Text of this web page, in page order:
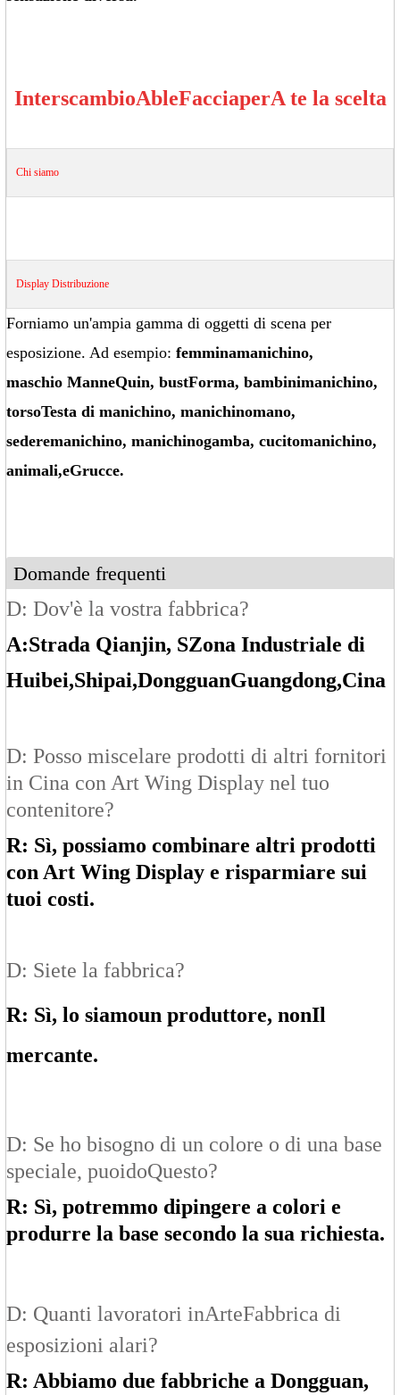
InterscambioAbleFacciaperA te la scelta
Chi siamo
Display Distribuzione
Forniamo un'ampia gamma di oggetti di scena per
esposizione. Ad esempio: femminamanichino,
maschio ManneQuin, bustForma, bambinimanichino,
torsoTesta di manichino, manichinomano,
sederemanichino, manichinogamba, cucitomanichino,
animali,eGrucce.
Domande frequenti
D: Dov'è la vostra fabbrica?
A:Strada Qianjin, SZona Industriale di
Huibei,Shipai,DongguanGuangdong,Cina
D: Posso miscelare prodotti di altri fornitori
in Cina con Art Wing Display nel tuo
contenitore?
R: Sì, possiamo combinare altri prodotti
con Art Wing Display e risparmiare sui
tuoi costi.
D: Siete la fabbrica?
R: Sì, lo siamoun produttore, nonIl
mercante.
D: Se ho bisogno di un colore o di una base
speciale, puoidoQuesto?
R: Sì, potremmo dipingere a colori e
produrre la base secondo la sua richiesta.
D: Quanti lavoratori inArteFabbrica di
esposizioni alari?
R: Abbiamo due fabbriche a Dongguan,